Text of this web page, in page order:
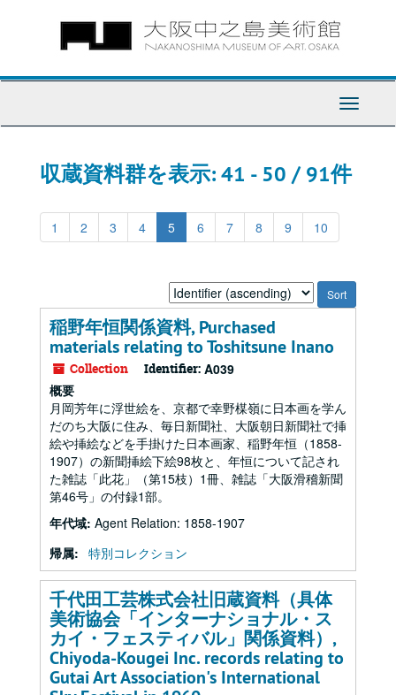
Toggle
収蔵資料群を表示: 41 - 50 / 91件
1 2 3 4 5 6 7 8 9 10
Sort
by:
稲野年恒関係資料, Purchased
materials relating to Toshitsune Inano
Collection Identifier: A039
概要
月岡芳年に浮世絵を、京都で幸野楳嶺に日本画を学ん
だのち大阪に住み、毎日新聞社、大阪朝日新聞社で挿
絵や挿絵などを手掛けた日本画家、稲野年恒（1858-
1907）の新聞挿絵下絵98枚と、年恒について記され
た雑誌「此花」（第15枝）1冊、雑誌「大阪滑稽新聞
第46号」の付録1部。
年代域: Agent Relation: 1858-1907
帰属: 特別コレクション
千代田工芸株式会社旧蔵資料（具体
美術協会「インターナショナル・ス
カイ・フェスティバル」関係資料）,
Chiyoda-Kougei Inc. records relating to
Gutai Art Association's International